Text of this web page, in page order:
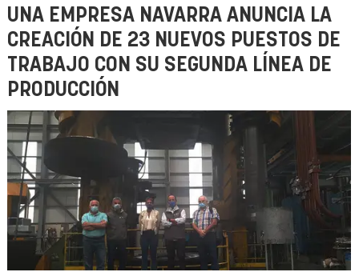
UNA EMPRESA NAVARRA ANUNCIA LA
CREACIÓN DE 23 NUEVOS PUESTOS DE
TRABAJO CON SU SEGUNDA LÍNEA DE
PRODUCCIÓN